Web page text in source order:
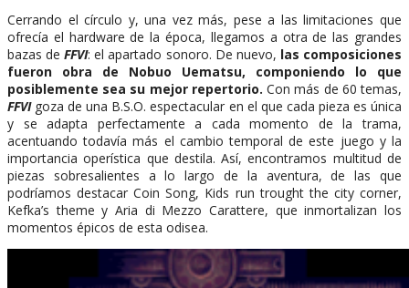
Cerrando el círculo y, una vez más, pese a las limitaciones que
ofrecía el hardware de la época, llegamos a otra de las grandes
bazas deFFVI: el apartado sonoro. De nuevo, las composiciones
fueron obra de Nobuo Uematsu, componiendo lo que
posiblemente sea su mejor repertorio. Con más de 60 temas,
FFVIgoza de una B.S.O. espectacular en el que cada pieza es única
y se adapta perfectamente a cada momento de la trama,
acentuando todavía más el cambio temporal de este juego y la
importancia operística que destila. Así, encontramos multitud de
piezas sobresalientes a lo largo de la aventura, de las que
podríamos destacar Coin Song, Kids run trought the city corner,
Kefka’s theme y Aria di Mezzo Carattere, que inmortalizan los
momentos épicos de esta odisea.